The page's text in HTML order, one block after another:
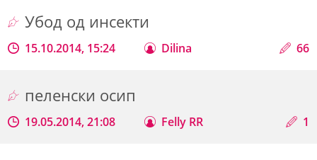
Убод од инсекти
15.10.2014, 15:24 Dilina 66
пеленски осип
19.05.2014, 21:08 Felly RR 1